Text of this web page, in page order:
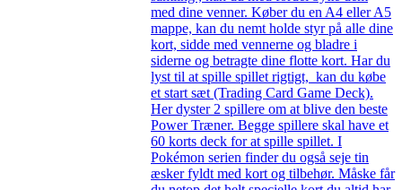
med dine venner. Køber du en A4 eller A5
mappe, kan du nemt holde styr på alle dine
kort, sidde med vennerne og bladre i
siderne og betragte dine flotte kort. Har du
lyst til at spille spillet rigtigt, kan du købe
et start sæt (Trading Card Game Deck).
Her dyster 2 spillere om at blive den beste
Power Træner. Begge spillere skal have et
60 korts deck for at spille spillet. I
Pokémon serien finder du også seje tin
æsker fyldt med kort og tilbehør. Måske får